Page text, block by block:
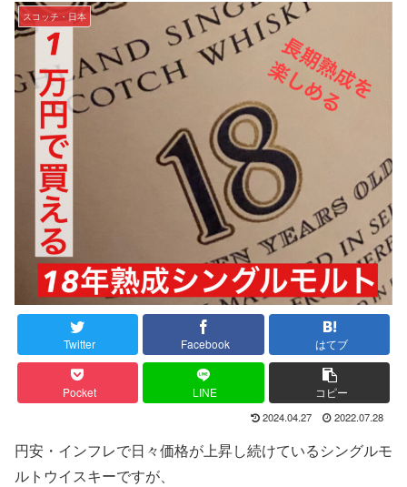
スコッチ・日本
Twitter Facebook はてブ
Pocket LINE コピー
2024.04.27 2022.07.28
円安・インフレで日々価格が上昇し続けているシングルモ
ルトウイスキーですが、